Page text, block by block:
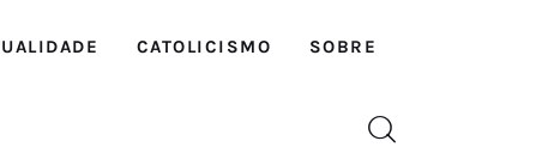
CATOLICISMO SOBRE